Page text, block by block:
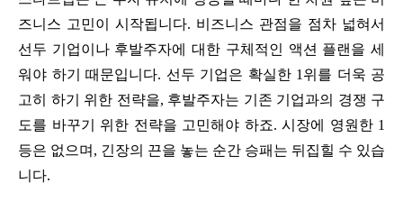
즈니스 고민이 시작됩니다. 비즈니스 관점을 점차 넓혀서
선두 기업이나 후발주자에 대한 구체적인 액션 플랜을 세
워야 하기 때문입니다. 선두 기업은 확실한 1위를 더욱 공
고히 하기 위한 전략을, 후발주자는 기존 기업과의 경쟁 구
도를 바꾸기 위한 전략을 고민해야 하죠. 시장에 영원한 1
등은 없으며, 긴장의 끈을 놓는 순간 승패는 뒤집힐 수 있습
니다.